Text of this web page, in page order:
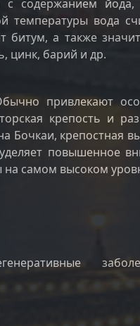
с содержанием
температуры вода
битум, а также
цинк, барий и др.
привлекают
крепость и
Бочкаи, крепостная
повышенное
на самом высоком